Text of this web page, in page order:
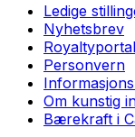
Ledige
Nyhetsbrev
Royaltyportal
Personvern
Om kunstig
Bærekraft i